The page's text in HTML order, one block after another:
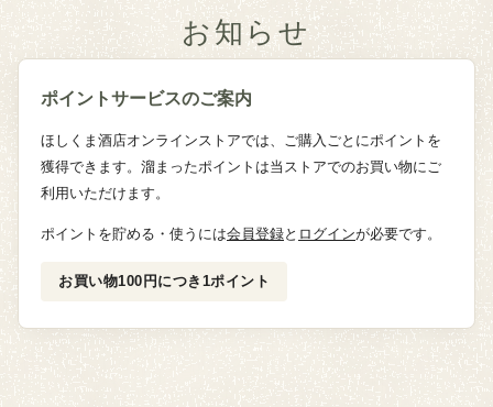
お知らせ
ポイントサービスのご案内
ほしくま酒店オンラインストアでは、ご購入ごとにポイントを
獲得できます。溜まったポイントは当ストアでのお買い物にご
利用いただけます。
ポイントを貯める・使うには会員登録と ログインが必要です。
お買い物100円につき1ポイント